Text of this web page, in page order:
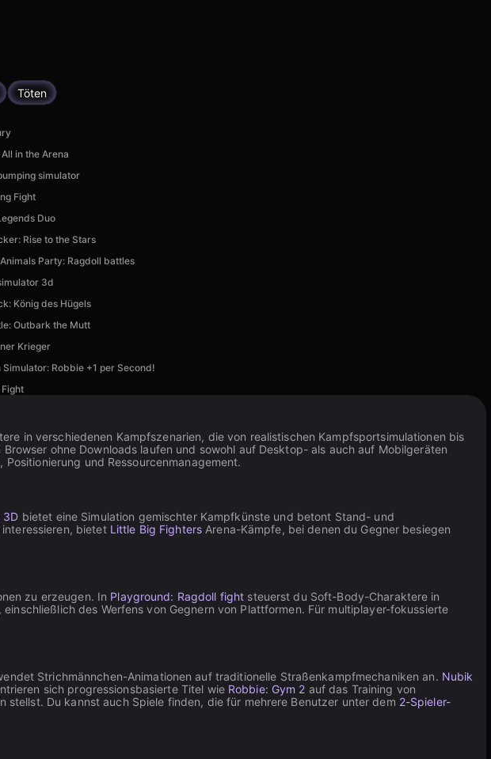
Töten
in the Arena
simulator
Fight
Duo
Rise to the Stars
Party: Ragdoll battles
3d
König des Hügels
Outbark the Mutt
Krieger
Simulator: Robbie +1 per Second!
in verschiedenen Kampfszenarien, die von realistischen Kampfsportsimulationen bis
ohne Downloads laufen und sowohl auf Desktop- als auch auf Mobilgeräten
und Ressourcenmanagement.
3D bietet eine Simulation gemischter Kampfkünste und betont Stand- und
bietet Little Big Fighters Arena-Kämpfe, bei denen du Gegner besiegen
zu erzeugen. In Playground: Ragdoll fight steuerst du Soft-Body-Charaktere in
des Werfens von Gegnern von Plattformen. Für multiplayer-fokussierte
Strichmännchen-Animationen auf traditionelle Straßenkampfmechaniken an. Nubik
sich progressionsbasierte Titel wie Robbie: Gym 2 auf das Training von
Du kannst auch Spiele finden, die für mehrere Benutzer unter dem 2-Spieler-